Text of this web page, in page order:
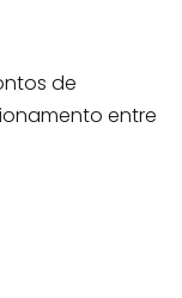
de
entre